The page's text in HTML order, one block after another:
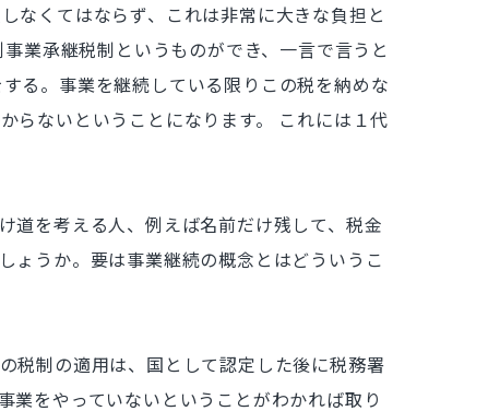
なくてはならず、これは非常に大きな負担と
業承継税制というものができ、一言で言うと
る。事業を継続している限りこの税を納めな
らないということになります。 これには１代
道を考える人、例えば名前だけ残して、税金
ょうか。要は事業継続の概念とはどういうこ
税制の適用は、国として認定した後に税務署
業をやっていないということがわかれば取り